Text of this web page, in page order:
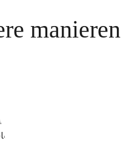
manieren